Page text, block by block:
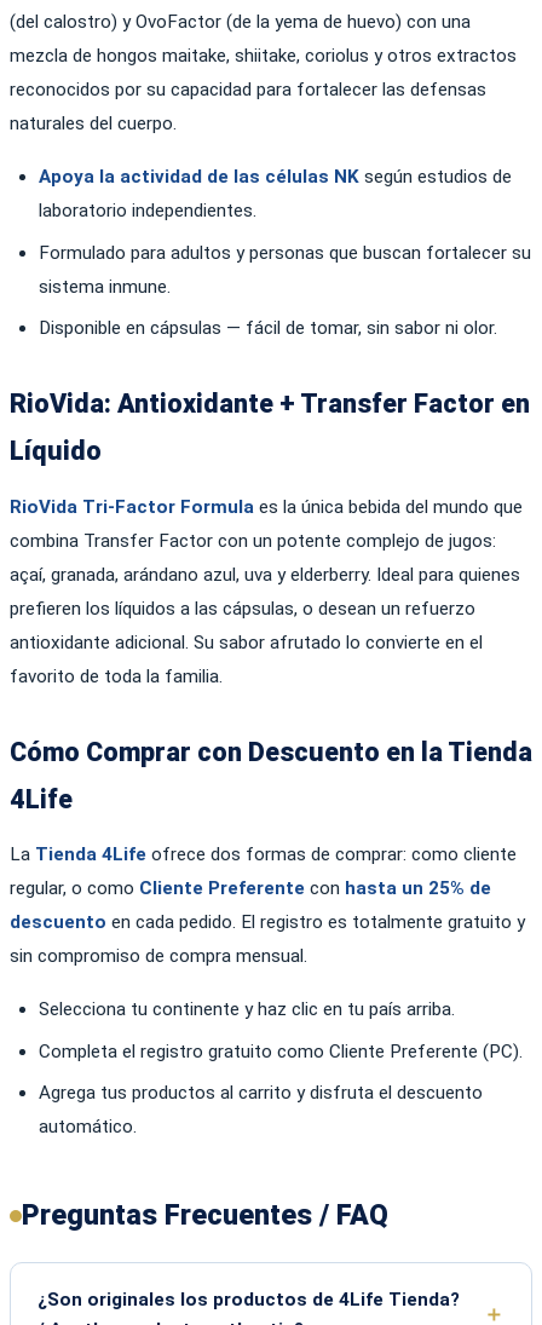
(del calostro) y OvoFactor (de la yema de huevo) con una
mezcla de hongos maitake, shiitake, coriolus y otros extractos
reconocidos por su capacidad para fortalecer las defensas
naturales del cuerpo.
Apoya la actividad de las células NK según estudios de
laboratorio independientes.
Formulado para adultos y personas que buscan fortalecer su
sistema inmune.
Disponible en cápsulas — fácil de tomar, sin sabor ni olor.
RioVida: Antioxidante + Transfer Factor en
Líquido
RioVida Tri-Factor Formula es la única bebida del mundo que
combina Transfer Factor con un potente complejo de jugos:
açaí, granada, arándano azul, uva y elderberry. Ideal para quienes
prefieren los líquidos a las cápsulas, o desean un refuerzo
antioxidante adicional. Su sabor afrutado lo convierte en el
favorito de toda la familia.
Cómo Comprar con Descuento en la Tienda
4Life
La Tienda 4Life ofrece dos formas de comprar: como cliente
regular, o como Cliente Preferente con hasta un 25% de
descuento en cada pedido. El registro es totalmente gratuito y
sin compromiso de compra mensual.
Selecciona tu continente y haz clic en tu país arriba.
Completa el registro gratuito como Cliente Preferente (PC).
Agrega tus productos al carrito y disfruta el descuento
automático.
Preguntas Frecuentes / FAQ
¿Son originales los productos de 4Life Tienda?